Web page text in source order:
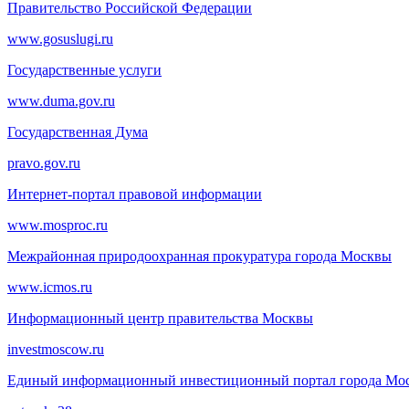
Правительство Российской Федерации
www.gosuslugi.ru
Государственные услуги
www.duma.gov.ru
Государственная Дума
pravo.gov.ru
Интернет-портал правовой информации
www.mosproc.ru
Межрайонная природоохранная прокуратура города Москвы
www.icmos.ru
Информационный центр правительства Москвы
investmoscow.ru
Единый информационный инвестиционный портал города